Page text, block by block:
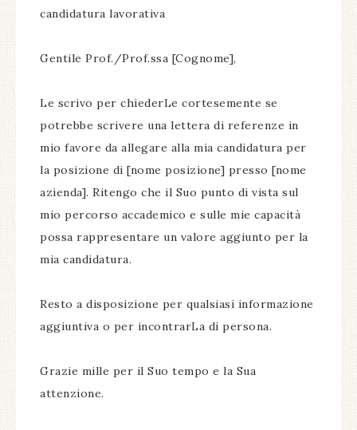
candidatura lavorativa
Gentile Prof./Prof.ssa [Cognome],
Le scrivo per chiederLe cortesemente se
potrebbe scrivere una lettera di referenze in
mio favore da allegare alla mia candidatura per
la posizione di [nome posizione] presso [nome
azienda]. Ritengo che il Suo punto di vista sul
mio percorso accademico e sulle mie capacità
possa rappresentare un valore aggiunto per la
mia candidatura.
Resto a disposizione per qualsiasi informazione
aggiuntiva o per incontrarLa di persona.
Grazie mille per il Suo tempo e la Sua
attenzione.